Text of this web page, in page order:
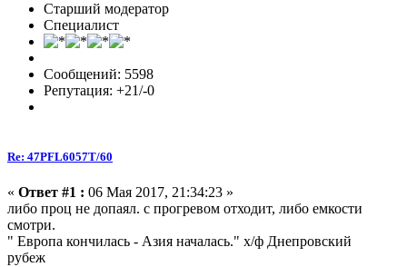
Старший модератор
Специалист
Сообщений: 5598
Репутация: +21/-0
Re: 47PFL6057T/60
« Ответ #1 : 06 Мая 2017, 21:34:23 »
либо проц не допаял. с прогревом отходит, либо емкости
смотри.
" Европа кончилась - Азия началась." х/ф Днепровский
рубеж